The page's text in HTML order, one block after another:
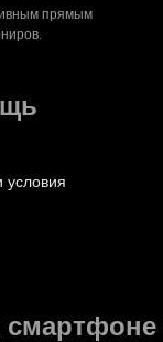
прямым
условия
смартфоне